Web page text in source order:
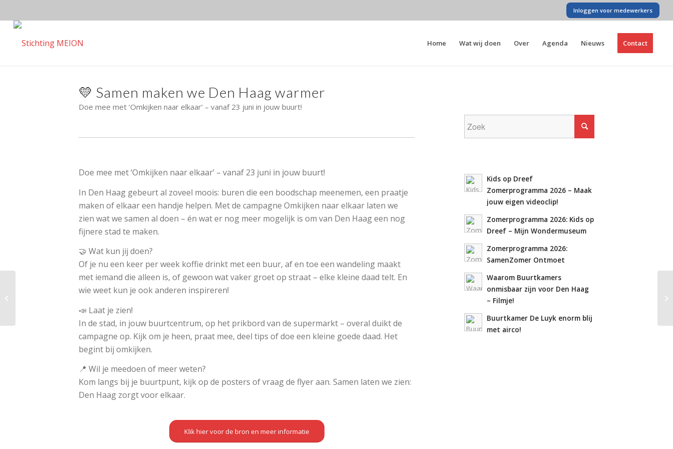
Inloggen voor medewerkers
Home Wat wij doen Over Agenda Nieuws Contact
💛 Samen maken we Den Haag warmer
Doe mee met ‘Omkijken naar elkaar’ – vanaf 23 juni in jouw buurt!
Doe mee met ‘Omkijken naar elkaar’ – vanaf 23 juni in jouw buurt!
In Den Haag gebeurt al zoveel moois: buren die een boodschap meenemen, een praatje
maken of elkaar een handje helpen. Met de campagne Omkijken naar elkaar laten we
zien wat we samen al doen – én wat er nog meer mogelijk is om van Den Haag een nog
fijnere stad te maken.
🤝 Wat kun jij doen?
Of je nu een keer per week koffie drinkt met een buur, af en toe een wandeling maakt
met iemand die alleen is, of gewoon wat vaker groet op straat – elke kleine daad telt. En
wie weet kun je ook anderen inspireren!
📣 Laat je zien!
In de stad, in jouw buurtcentrum, op het prikbord van de supermarkt – overal duikt de
campagne op. Kijk om je heen, praat mee, deel tips of doe een kleine goede daad. Het
begint bij omkijken.
📍 Wil je meedoen of meer weten?
Kom langs bij je buurtpunt, kijk op de posters of vraag de flyer aan. Samen laten we zien:
Den Haag zorgt voor elkaar.
Klik hier voor de bron en meer informatie
Kids op Dreef
Zomerprogramma 2026 – Maak
jouw eigen videoclip!
Zomerprogramma 2026: Kids op
Dreef – Mijn Wondermuseum
Zomerprogramma 2026:
SamenZomer Ontmoet
Waarom Buurtkamers
onmisbaar zijn voor Den Haag
– Filmje!
Buurtkamer De Luyk enorm blij
met airco!